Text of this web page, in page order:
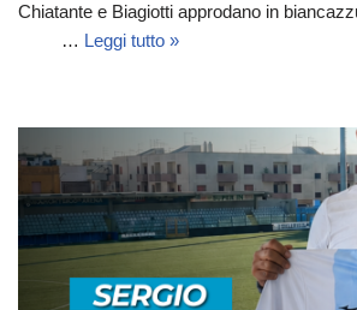
Chiatante e Biagiotti approdano
… Leggi tutto »